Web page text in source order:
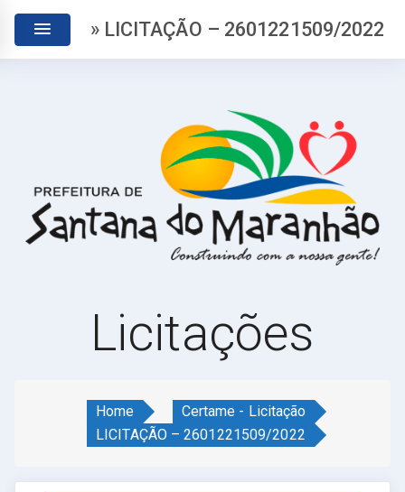
» LICITAÇÃO – 2601221509/2022
Licitações
Home
Certame - Licitação
LICITAÇÃO – 2601221509/2022